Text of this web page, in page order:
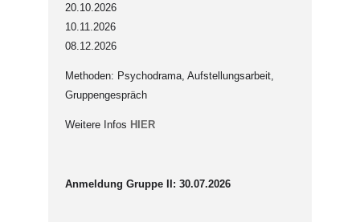
20.10.2026
10.11.2026
08.12.2026
Methoden: Psychodrama, Aufstellungsarbeit,
Gruppengespräch
Weitere Infos HIER
Anmeldung Gruppe II: 30.07.2026